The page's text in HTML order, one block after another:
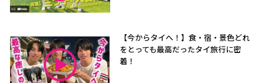
【今からタイへ！】食・宿・景色どれ
をとっても最高だったタイ旅行に密
着！